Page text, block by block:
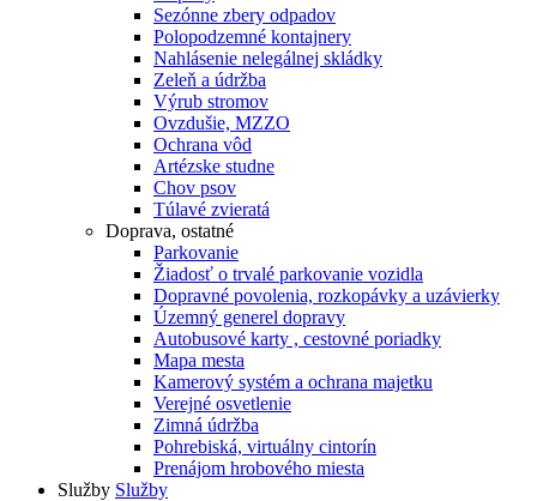
Sezónne zbery odpadov
Polopodzemné kontajnery
Nahlásenie nelegálnej skládky
Zeleň a údržba
Výrub stromov
Ovzdušie, MZZO
Ochrana vôd
Artézske studne
Chov psov
Túlavé zvieratá
Doprava, ostatné
Parkovanie
Žiadosť o trvalé parkovanie vozidla
Dopravné povolenia, rozkopávky a uzávierky
Územný generel dopravy
Autobusové karty , cestovné poriadky
Mapa mesta
Kamerový systém a ochrana majetku
Verejné osvetlenie
Zimná údržba
Pohrebiská, virtuálny cintorín
Prenájom hrobového miesta
Služby Služby